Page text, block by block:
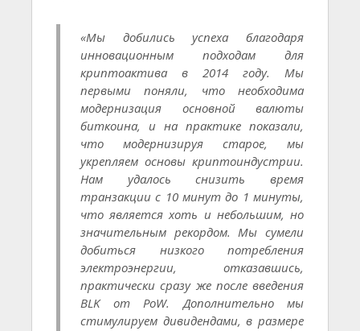
«Мы добились успеха благодаря
инновационным подходам для
криптоактива в 2014 году. Мы
первыми поняли, что необходима
модернизация основной валюты
биткоина, и на практике показали,
что модернизируя старое, мы
укрепляем основы криптоиндустрии.
Нам удалось снизить время
транзакции с 10 минут до 1 минуты,
что является хоть и небольшим, но
значительным рекордом. Мы сумели
добиться низкого потребления
электроэнергии, отказавшись,
практически сразу же после введения
BLK от PoW. Дополнительно мы
стимулируем дивидендами, в размере